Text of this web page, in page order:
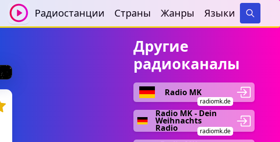
Радиостанции Страны Жанры Языки
Search
Другие
радиоканалы
Radio MK
radiomk.de
Radio MK - Dein
Weihnachts
Radio radiomk.de